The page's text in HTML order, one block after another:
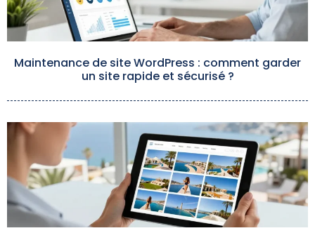
Maintenance de site WordPress : comment garder
un site rapide et sécurisé ?